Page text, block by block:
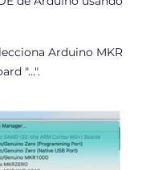
Arduino MKR
"...".